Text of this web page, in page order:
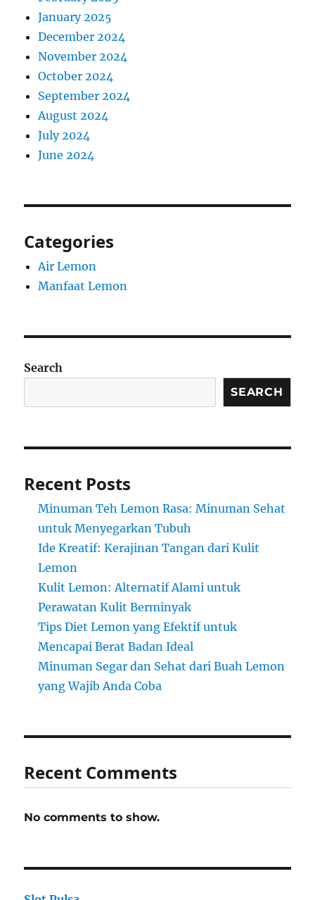
January 2025
December 2024
November 2024
October 2024
September 2024
August 2024
July 2024
June 2024
Categories
Air Lemon
Manfaat Lemon
Search
SEARCH
Recent Posts
Minuman Teh Lemon Rasa: Minuman Sehat
untuk Menyegarkan Tubuh
Ide Kreatif: Kerajinan Tangan dari Kulit
Lemon
Kulit Lemon: Alternatif Alami untuk
Perawatan Kulit Berminyak
Tips Diet Lemon yang Efektif untuk
Mencapai Berat Badan Ideal
Minuman Segar dan Sehat dari Buah Lemon
yang Wajib Anda Coba
Recent Comments
No comments to show.